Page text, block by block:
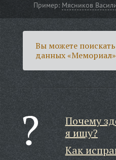
Пример: Мясников
Вы можете поискать
данных
Почему
я ищу?
Как